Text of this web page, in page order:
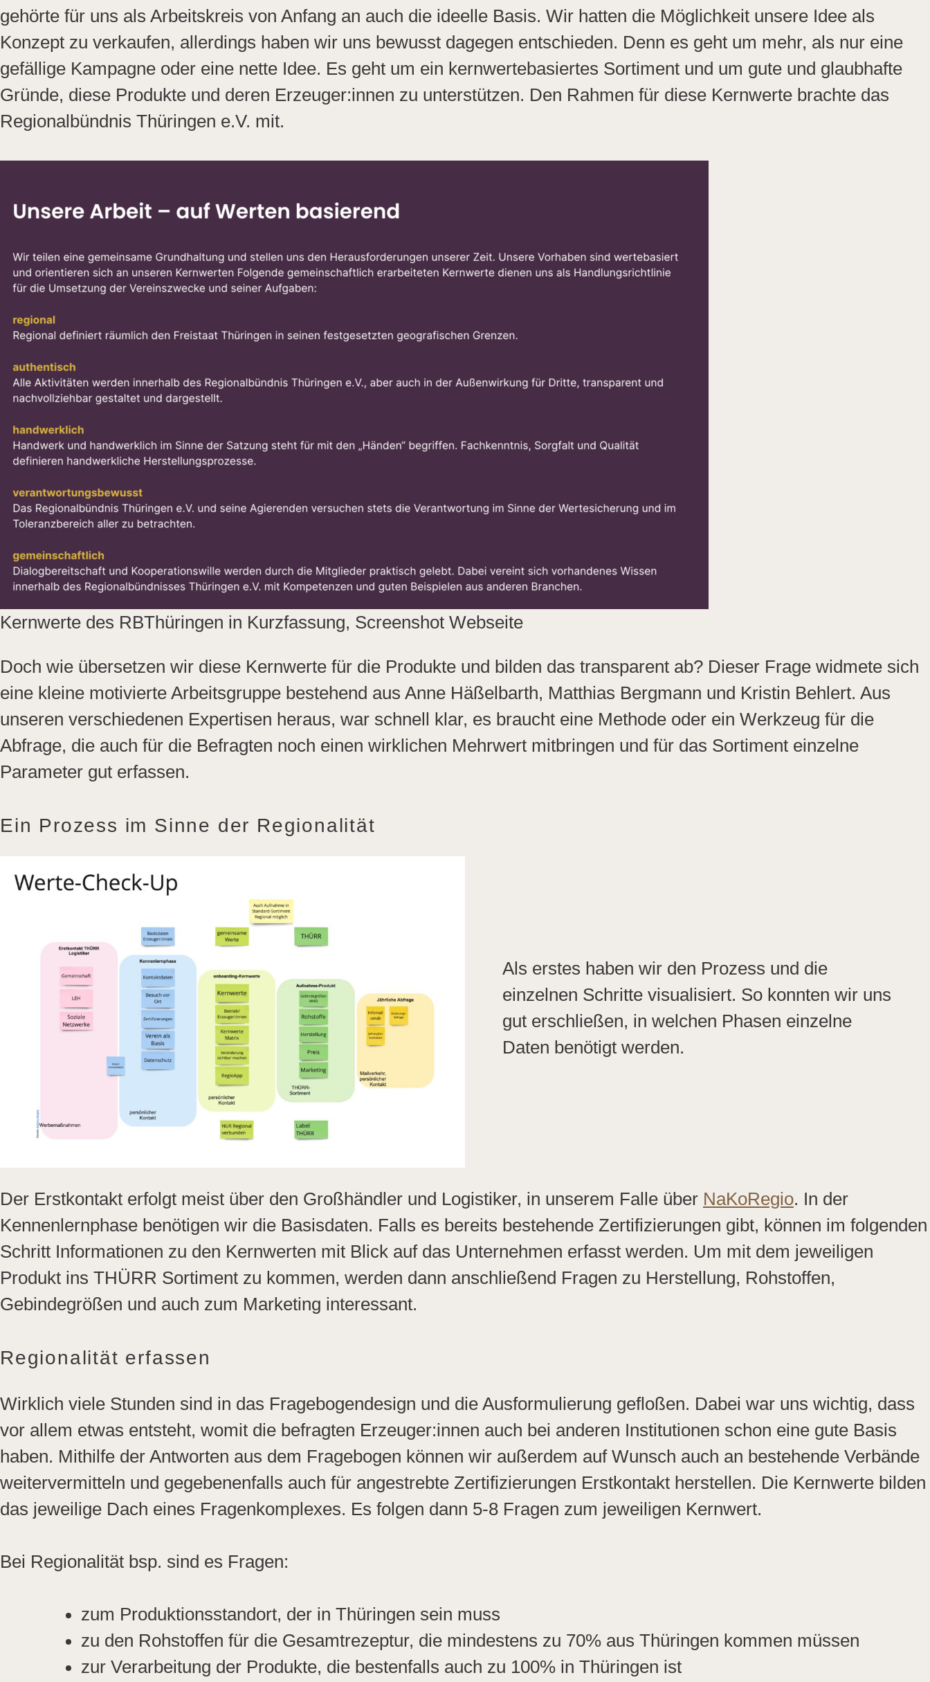
gehörte für uns als Arbeitskreis von Anfang an auch die ideelle Basis. Wir hatten die Möglichkeit unsere Idee als
Konzept zu verkaufen, allerdings haben wir uns bewusst dagegen entschieden. Denn es geht um mehr, als nur eine
gefällige Kampagne oder eine nette Idee. Es geht um ein kernwertebasiertes Sortiment und um gute und glaubhafte
Gründe, diese Produkte und deren Erzeuger:innen zu unterstützen. Den Rahmen für diese Kernwerte brachte das
Regionalbündnis Thüringen e.V. mit.
Kernwerte des RBThüringen in Kurzfassung, Screenshot Webseite
Doch wie übersetzen wir diese Kernwerte für die Produkte und bilden das transparent ab? Dieser Frage widmete sich
eine kleine motivierte Arbeitsgruppe bestehend aus Anne Häßelbarth, Matthias Bergmann und Kristin Behlert. Aus
unseren verschiedenen Expertisen heraus, war schnell klar, es braucht eine Methode oder ein Werkzeug für die
Abfrage, die auch für die Befragten noch einen wirklichen Mehrwert mitbringen und für das Sortiment einzelne
Parameter gut erfassen.
Ein Prozess im Sinne der Regionalität
Als erstes haben wir den Prozess und die
einzelnen Schritte visualisiert. So konnten wir uns
gut erschließen, in welchen Phasen einzelne
Daten benötigt werden.
Der Erstkontakt erfolgt meist über den Großhändler und Logistiker, in unserem Falle über NaKoRegio. In der
Kennenlernphase benötigen wir die Basisdaten. Falls es bereits bestehende Zertifizierungen gibt, können im folgenden
Schritt Informationen zu den Kernwerten mit Blick auf das Unternehmen erfasst werden. Um mit dem jeweiligen
Produkt ins THÜRR Sortiment zu kommen, werden dann anschließend Fragen zu Herstellung, Rohstoffen,
Gebindegrößen und auch zum Marketing interessant.
Regionalität erfassen
Wirklich viele Stunden sind in das Fragebogendesign und die Ausformulierung gefloßen. Dabei war uns wichtig, dass
vor allem etwas entsteht, womit die befragten Erzeuger:innen auch bei anderen Institutionen schon eine gute Basis
haben. Mithilfe der Antworten aus dem Fragebogen können wir außerdem auf Wunsch auch an bestehende Verbände
weitervermitteln und gegebenenfalls auch für angestrebte Zertifizierungen Erstkontakt herstellen. Die Kernwerte bilden
das jeweilige Dach eines Fragenkomplexes. Es folgen dann 5-8 Fragen zum jeweiligen Kernwert.
Bei Regionalität bsp. sind es Fragen:
zum Produktionsstandort, der in Thüringen sein muss
zu den Rohstoffen für die Gesamtrezeptur, die mindestens zu 70% aus Thüringen kommen müssen
zur Verarbeitung der Produkte, die bestenfalls auch zu 100% in Thüringen ist